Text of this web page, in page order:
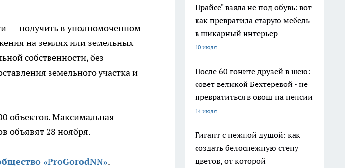
— получить в уполномоченном
на землях или земельных
собственности, без
земельного участка и
объектов. Максимальная
объявят 28 ноября.
«ProGorodNN».
Прайсе" взяла не под обувь: вот
как превратила старую мебель
в шикарный интерьер
10 июля
После 60 гоните друзей в шею:
совет великой Бехтеревой - не
превратиться в овощ на пенсии
14 июля
Гигант с нежной душой: как
создать белоснежную стену
цветов, от которой